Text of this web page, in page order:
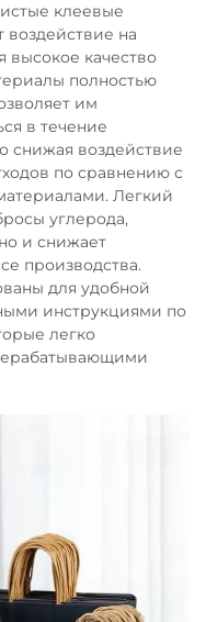
клеевые
на
качество
полностью
им
в течение
снижая воздействие
по сравнению с
Легкий
углерода,
и снижает
производства.
для удобной
инструкциями по
легко